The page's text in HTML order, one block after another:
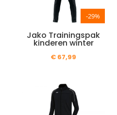
-29%
Jako Trainingspak
kinderen winter
€ 67,99